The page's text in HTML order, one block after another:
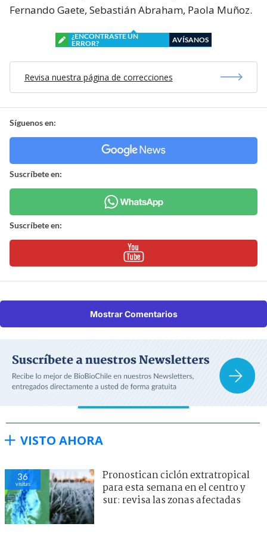
Fernando Gaete, Sebastián Abraham, Paola Muñoz.
¿ENCONTRASTE UN
ERROR?
AVÍSANOS
Revisa nuestra página de correcciones
Síguenos en:
Suscríbete en:
Suscríbete en:
Mostrar Comentarios
VISTO AHORA
36
visitas
Pronostican ciclón extratropical
para esta semana en el centro y
sur: revisa las zonas afectadas